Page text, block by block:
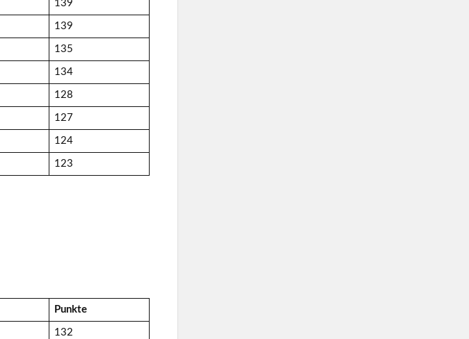
139
139
135
134
128
127
124
123
Punkte
132